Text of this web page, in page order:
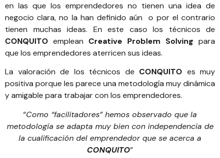
en las que los emprendedores no tienen una idea de
negocio clara, no la han definido aún o por el contrario
tienen muchas ideas. En este caso los técnicos de
CONQUITO emplean Creative Problem Solving para
que los emprendedores aterricen sus ideas.
La valoración de los técnicos de CONQUITO es muy
positiva porque les parece una metodología muy dinámica
y amigable para trabajar con los emprendedores.
“Como “facilitadores” hemos observado que la
metodología se adapta muy bien con independencia de
la cualificación del emprendedor que se acerca a
CONQUITO”